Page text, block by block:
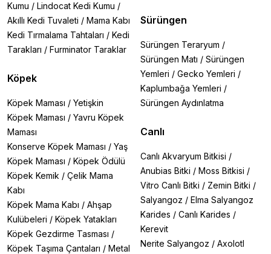
Kumu / Lindocat Kedi Kumu /
Akıllı Kedi Tuvaleti / Mama Kabı
Kedi Tırmalama Tahtaları / Kedi
Tarakları / Furminator Taraklar
Köpek
Köpek Maması / Yetişkin
Köpek Maması / Yavru Köpek
Maması
Konserve Köpek Maması / Yaş
Köpek Maması / Köpek Ödülü
Köpek Kemik / Çelik Mama
Kabı
Köpek Mama Kabı / Ahşap
Kulübeleri / Köpek Yatakları
Köpek Gezdirme Tasması /
Köpek Taşıma Çantaları / Metal
Sürüngen
Sürüngen Teraryum /
Sürüngen Matı / Sürüngen
Yemleri / Gecko Yemleri /
Kaplumbağa Yemleri /
Sürüngen Aydınlatma
Canlı
Canlı Akvaryum Bitkisi /
Anubias Bitki / Moss Bitkisi /
Vitro Canlı Bitki / Zemin Bitki /
Salyangoz / Elma Salyangoz
Karides / Canlı Karides /
Kerevit
Nerite Salyangoz / Axolotl